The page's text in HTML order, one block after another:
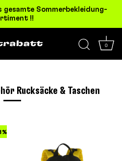
gesamte Sommerbekleidung-
!!
0
Rucksäcke & Taschen